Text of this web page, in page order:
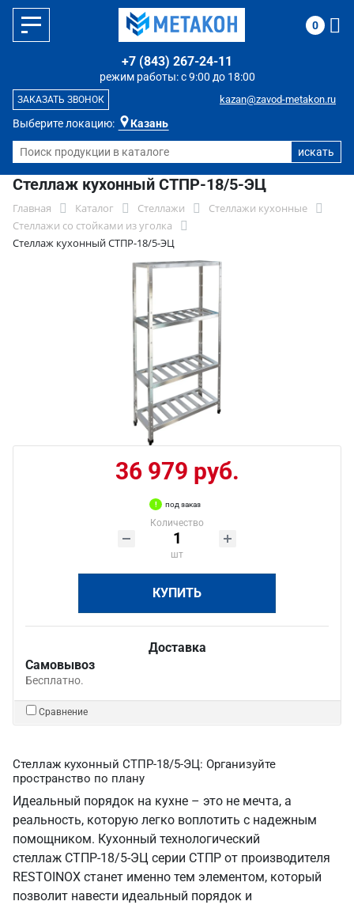
Выберите локацию: Казань
режим работы: с 9:00 до 18:00
+7 (843) 267-24-11
kazan@zavod-metakon.ru
ЗАКАЗАТЬ ЗВОНОК
0
Стеллаж кухонный СТПР-18/5-ЭЦ
Главная Каталог Стеллажи
Стеллажи кухонные
Стеллажи со стойками из уголка
Стеллаж кухонный СТПР-18/5-ЭЦ
36 979 руб.
под заказ
Количество
шт
КУПИТЬ
Доставка
Самовывоз
Бесплатно.
Сравнение
Стеллаж кухонный СТПР-18/5-ЭЦ: Организуйте
пространство по плану
Идеальный порядок на кухне – это не мечта, а
реальность, которую легко воплотить с надежным
помощником. Кухонный технологический
стеллаж СТПР-18/5-ЭЦ серии СТПР от производителя
RESTOINOX станет именно тем элементом, который
позволит навести идеальный порядок и